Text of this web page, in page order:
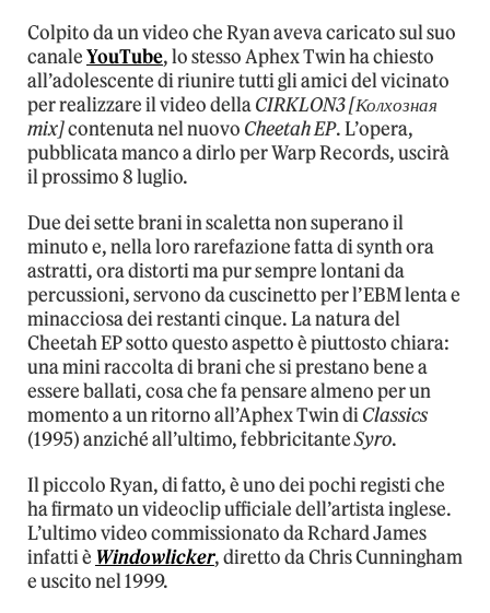
Colpito da un video che Ryan aveva caricato sul suo
canaleYouTube, lo stesso Aphex Twin ha chiesto
all’adolescente di riunire tutti gli amici del vicinato
per realizzare il video dellaCIRKLON3 [Колхозная
mix]contenuta nel nuovo Cheetah EP. L’opera,
pubblicata manco a dirlo per Warp Records, uscirà
il prossimo 8 luglio.
Due dei sette brani in scaletta non superano il
minuto e, nella loro rarefazione fatta di synth ora
astratti, ora distorti ma pur sempre lontani da
percussioni, servono da cuscinetto per l’EBM lenta e
minacciosa dei restanti cinque. La natura del
Cheetah EP sotto questo aspetto è piuttosto chiara:
una mini raccolta di brani che si prestano bene a
essere ballati, cosa che fa pensare almeno per un
momento a un ritorno all’Aphex Twin diClassics
(1995) anziché all’ultimo, febbricitanteSyro.
Il piccolo Ryan, di fatto, è uno dei pochi registi che
ha firmato un videoclip ufficiale dell’artista inglese.
L’ultimo video commissionato da Rchard James
infatti è Windowlicker, diretto da Chris Cunningham
e uscito nel 1999.